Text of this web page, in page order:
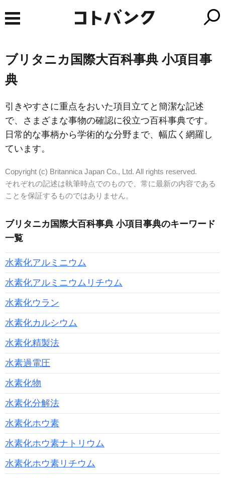
ブリタニカ国際大百科事典 小項目事
典
引きやすさに重点をおいた項目立てと簡潔な記述
で、さまざまな事物の確認に役立つ百科事典です。
日常的な事柄から学術的な分野まで、幅広く網羅し
ています。
Copyright (c) Britannica Japan Co., Ltd. All rights reserved.
それぞれの記述は執筆時点でのもので、常に最新の内容である
ことを保証するものではありません。
ブリタニカ国際大百科事典 小項目事典のキーワード
一覧
水素化アルミニウム
水素化アルミニウムリチウム
水素化ウラン
水素化カルシウム
水素化精製法
水素過電圧
水素化物
水素化分解法
水素化ホウ素
水素化ホウ素ナトリウム
水素化ホウ素リチウム